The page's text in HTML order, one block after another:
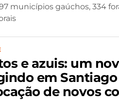
municípios gaúchos, 334
e azuis: um
em
de novos